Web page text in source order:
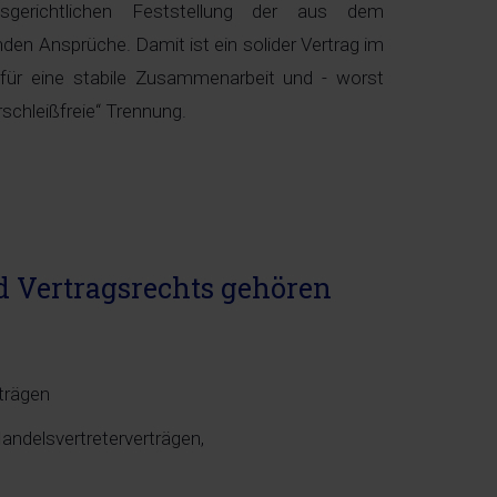
Feststellung der aus dem
Ansprüche. Damit ist ein solider Vertrag im
für eine stabile Zusammenarbeit und - worst
Trennung.
Vertragsrechts gehören